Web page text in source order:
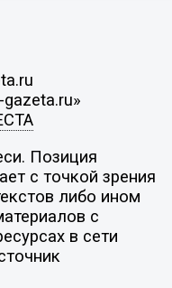
Позиция
с точкой зрения
либо ином
с
в сети